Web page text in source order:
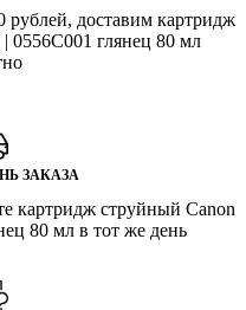
рублей, доставим картридж
0556C001 глянец 80 мл
ЗАКАЗА
картридж струйный Canon
80 мл в тот же день